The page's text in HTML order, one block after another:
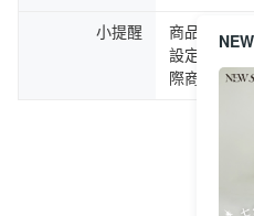
小提醒
商品圖片顏
設定不同，
際商品為主